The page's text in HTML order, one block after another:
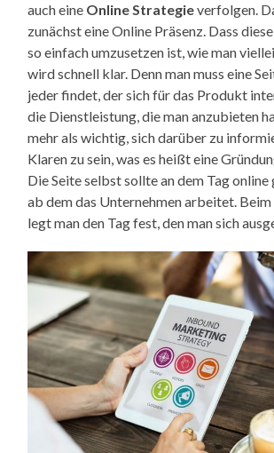
auch eine Online Strategieverfolgen.
zunächst eine Online Präsenz. Dass
so einfach umzusetzen ist, wie man
wird schnell klar. Denn man muss eine
jeder findet, der sich für das Produkt
die Dienstleistung, die man anzubieten
mehr als wichtig, sich darüber zu
Klaren zu sein, was es heißt eine
Die Seite selbst sollte an dem Tag
ab dem das Unternehmen arbeitet.
legt man den Tag fest, den man sich